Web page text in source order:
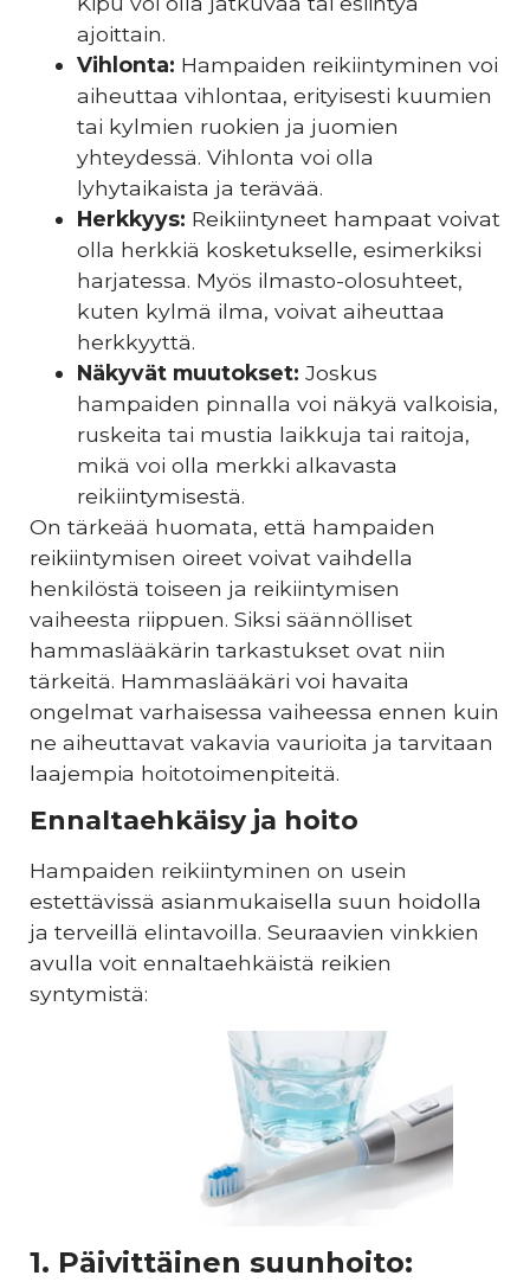
ajoittain.
Vihlonta: Hampaiden reikiintyminen voi
aiheuttaa vihlontaa, erityisesti kuumien
tai kylmien ruokien ja juomien
yhteydessä. Vihlonta voi olla
lyhytaikaista ja terävää.
Herkkyys: Reikiintyneet hampaat voivat
olla herkkiä kosketukselle, esimerkiksi
harjatessa. Myös ilmasto-olosuhteet,
kuten kylmä ilma, voivat aiheuttaa
herkkyyttä.
Näkyvät muutokset: Joskus
hampaiden pinnalla voi näkyä valkoisia,
ruskeita tai mustia laikkuja tai raitoja,
mikä voi olla merkki alkavasta
reikiintymisestä.
On tärkeää huomata, että hampaiden
reikiintymisen oireet voivat vaihdella
henkilöstä toiseen ja reikiintymisen
vaiheesta riippuen. Siksi säännölliset
hammaslääkärin tarkastukset ovat niin
tärkeitä. Hammaslääkäri voi havaita
ongelmat varhaisessa vaiheessa ennen kuin
ne aiheuttavat vakavia vaurioita ja tarvitaan
laajempia hoitotoimenpiteitä.
Ennaltaehkäisy ja hoito
Hampaiden reikiintyminen on usein
estettävissä asianmukaisella suun hoidolla
ja terveillä elintavoilla. Seuraavien vinkkien
avulla voit ennaltaehkäistä reikien
syntymistä:
1. Päivittäinen suunhoito: